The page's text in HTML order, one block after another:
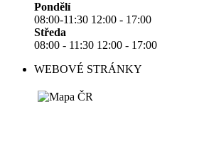
Pondělí
08:00-11:30 12:00 - 17:00
Středa
08:00 - 11:30 12:00 - 17:00
WEBOVÉ STRÁNKY